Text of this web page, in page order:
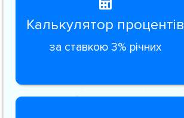
Калькулятор процентів
за ставкою 3% річних